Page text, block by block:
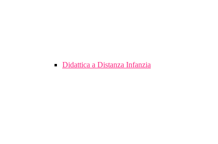
Didattica a Distanza Infanzia